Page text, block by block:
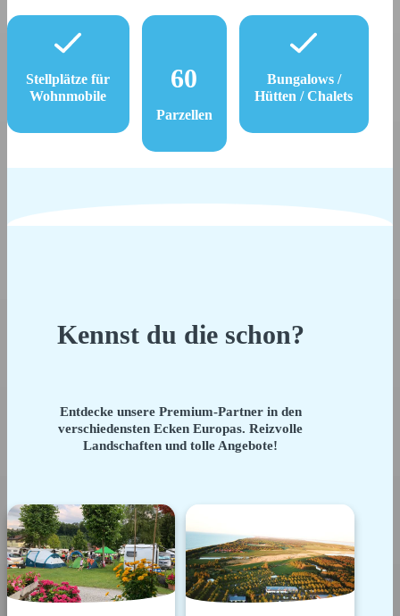
Stellplätze für
Wohnmobile
60
Parzellen
Bungalows /
Hütten / Chalets
Kennst du die schon?
Entdecke unsere Premium-Partner in den
verschiedensten Ecken Europas. Reizvolle
Landschaften und tolle Angebote!